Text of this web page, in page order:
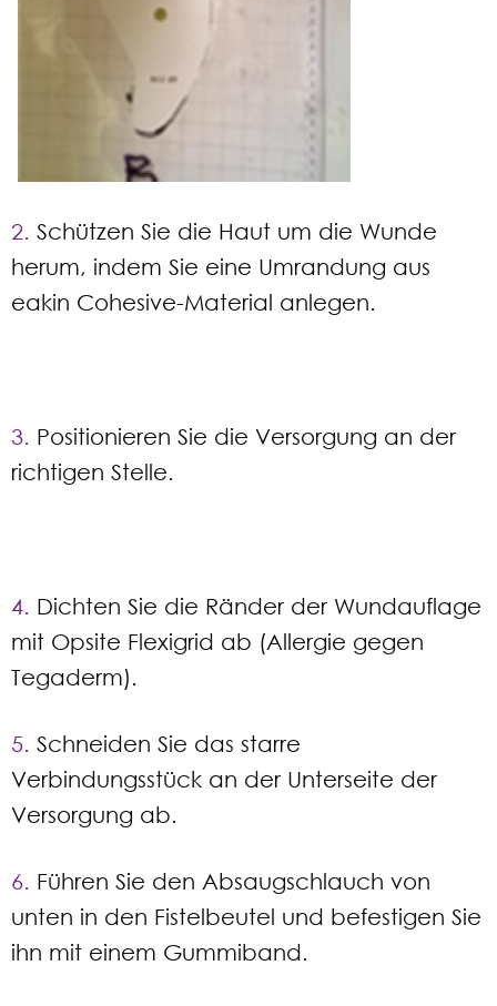
2. Schützen Sie die Haut um die Wunde
herum, indem Sie eine Umrandung aus
eakin Cohesive-Material anlegen.
3. Positionieren Sie die Versorgung an der
richtigen Stelle.
4. Dichten Sie die Ränder der Wundauflage
mit Opsite Flexigrid ab (Allergie gegen
Tegaderm).
5. Schneiden Sie das starre
Verbindungsstück an der Unterseite der
Versorgung ab.
6. Führen Sie den Absaugschlauch von
unten in den Fistelbeutel und befestigen Sie
ihn mit einem Gummiband.